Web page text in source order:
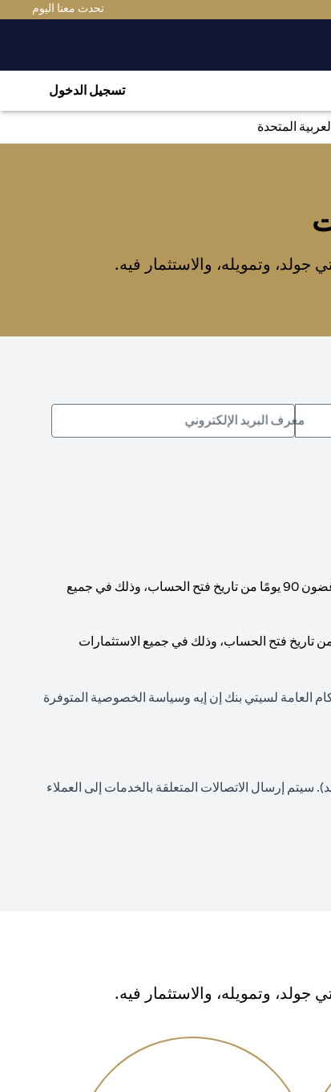
تحدث معنا اليوم
تسجيل الدخول
المتحدة
وتمويله، والاستثمار فيه.
معرف البريد الإلكتروني
يجب الوصول إلى حد أدنى إجمالي لرصيد الحساب قدره 1,000,000 دولار أمريكي (أو ما يعادله بالعملات الأخرى) في غضون 90 يومًا من تاريخ فتح الحساب، وذلك في جميع
أدنى إجمالي لرصيد الحساب قدره 200,000 دولار أمريكي (أو ما يعادله بالعملات الأخرى) في غضون 90 يومًا من تاريخ فتح الحساب، وذلك في جميع الاستثمارات
العامة لسيتي بنك إن إيه وسياسة الخصوصية المتوفرة
سيتم إرسال الاتصالات المتعلقة بالخدمات إلى العملاء
وتمويله، والاستثمار فيه.